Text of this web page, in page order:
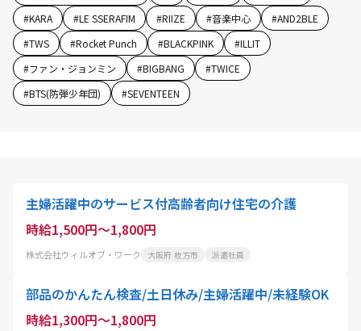
#KARA #LE SSERAFIM #RIIZE #音楽中心 #AND2BLE
#TWS #Rocket Punch #BLACKPINK #ILLIT
#ファン・ジョンミン #BIGBANG #TWICE
#BTS(防弾少年団) #SEVENTEEN
主婦活躍中のサービス付高齢者向け住宅の介護
時給1,500円～1,800円
株式会社ウィルオブ・ワーク 大阪府 枚方市 派遣社員
部品のかんたん検査/土日休み/主婦活躍中/未経験OK
時給1,300円～1,800円